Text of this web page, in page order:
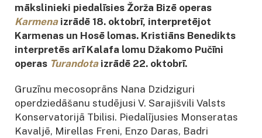
mākslinieki piedalīsies Žorža Bizē operas
Karmena izrādē 18. oktobrī, interpretējot
Karmenas un Hosē lomas. Kristiāns Benedikts
interpretēs arī Kalafa lomu Džakomo Pučīni
operas Turandota izrādē 22. oktobrī.
Gruzīnu mecosoprāns Nana Dzidziguri
operdziedāšanu studējusi V. Sarajišvili Valsts
Konservatorijā Tbilisi. Piedalījusies Monseratas
Kavaljē, Mirellas Freni, Enzo Daras, Badri